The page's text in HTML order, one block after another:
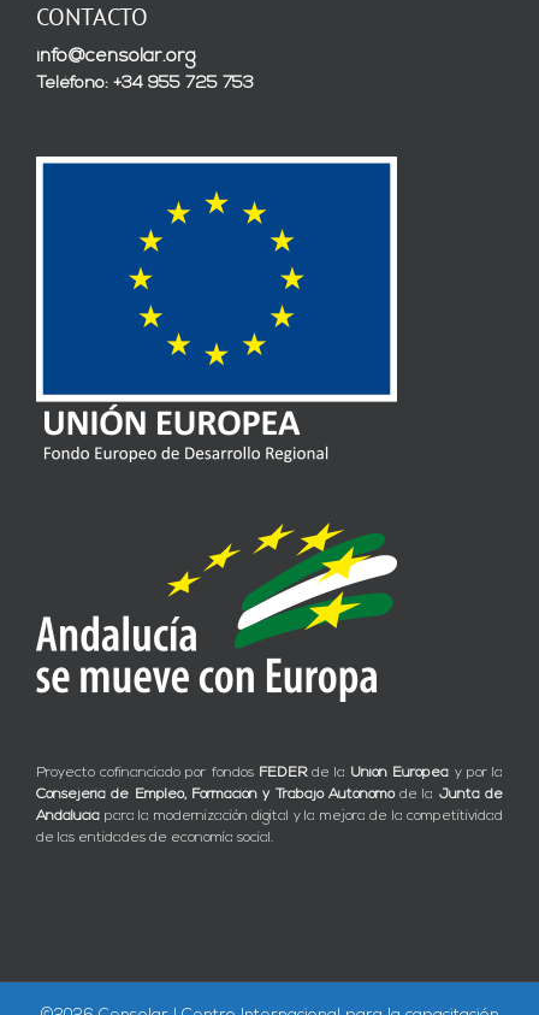
CONTACTO
info@censolar.org
Teléfono: +34 955 725 753
Proyecto cofinanciado por fondos FEDERde la Unión Europea y por la
Consejería de Empleo, Formación y Trabajo Autónomode la Junta de
Andalucía para la modernización digital y la mejora de la competitividad
de las entidades de economía social.